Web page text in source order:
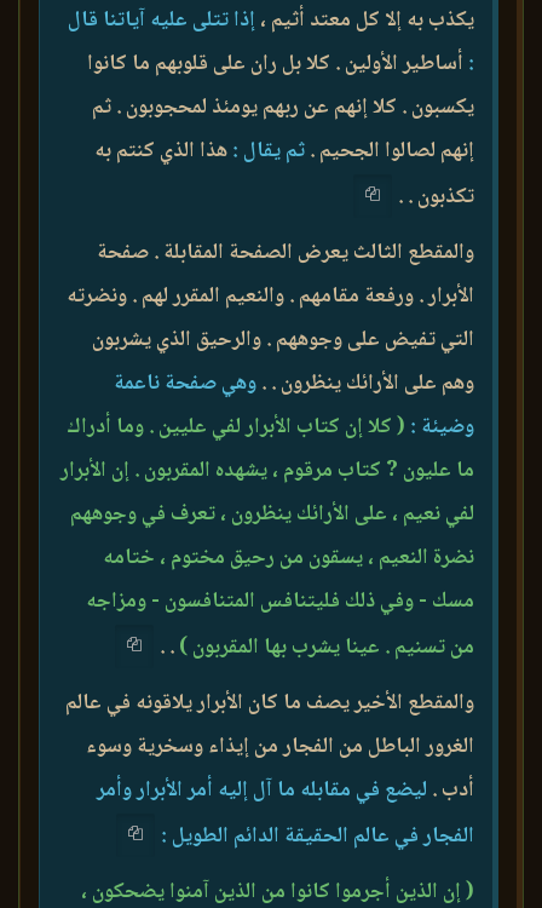
يكذب به إلا كل معتد أثيم ،إذا تتلى عليه آياتنا قال
: أساطير الأولين . كلا بل ران على قلوبهم ما كانوا
يكسبون . كلا إنهم عن ربهم يومئذ لمحجوبون . ثم
إنهم لصالوا الجحيم .ثم يقال :هذا الذي كنتم به
تكذبون . .
والمقطع الثالث يعرض الصفحة المقابلة . صفحة
الأبرار . ورفعة مقامهم . والنعيم المقرر لهم . ونضرته
التي تفيض على وجوههم . والرحيق الذي يشربون
وهم على الأرائك ينظرون . .وهي صفحة ناعمة
وضيئة : ( كلا إن كتاب الأبرار لفي عليين . وما أدراك
ما عليون ? كتاب مرقوم ، يشهده المقربون . إن الأبرار
لفي نعيم ، على الأرائك ينظرون ، تعرف في وجوههم
نضرة النعيم ، يسقون من رحيق مختوم ، ختامه
مسك - وفي ذلك فليتنافس المتنافسون - ومزاجه
من تسنيم . عينا يشرب بها المقربون ). .
والمقطع الأخير يصف ما كان الأبرار يلاقونه في عالم
الغرور الباطل من الفجار من إيذاء وسخرية وسوء
أدب . ليضع في مقابله ما آل إليه أمر الأبرار وأمر
الفجار في عالم الحقيقة الدائم الطويل :
( إن الذين أجرموا كانوا من الذين آمنوا يضحكون ،